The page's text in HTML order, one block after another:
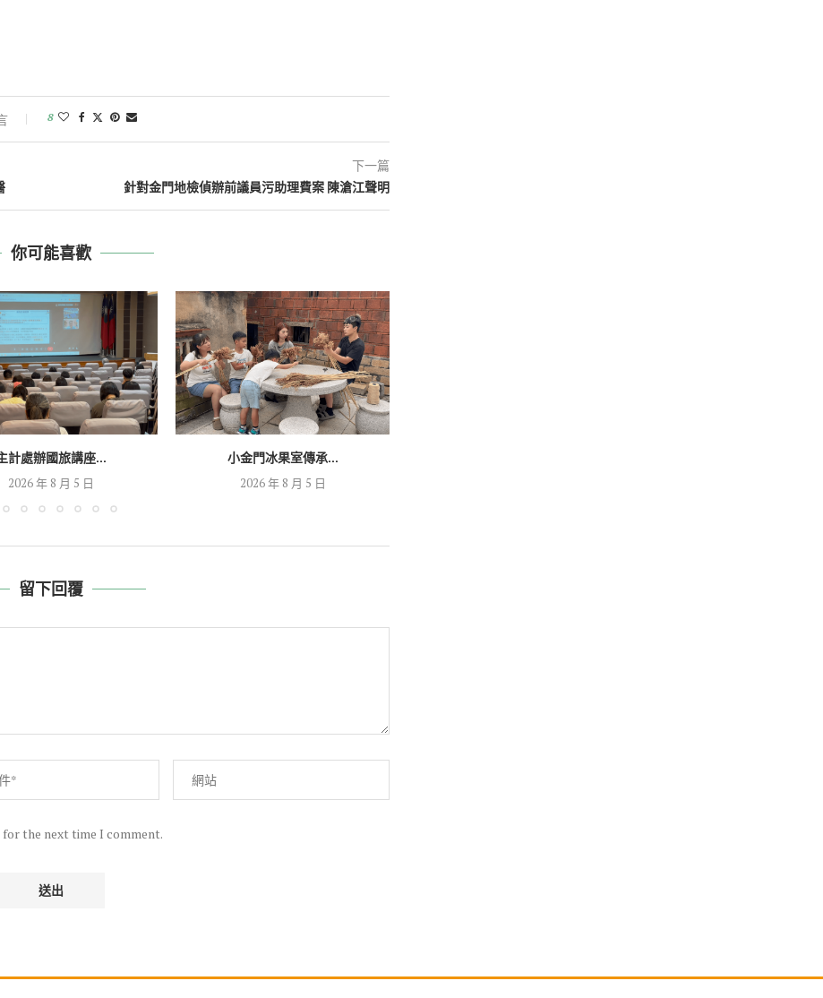
8
下一篇
針對金門地檢偵辦前議員污助理費案 陳滄江聲明
你可能喜歡
計處辦國旅講座...
2026 年 8 月 5 日
小金門冰果室傳承...
2026 年 8 月 5 日
留下回覆
for the next time I comment.